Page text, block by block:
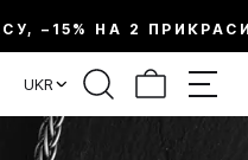
–15% НА 2
UKR